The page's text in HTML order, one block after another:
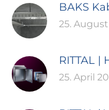
BAKS
25.
RITTAL |
25. April